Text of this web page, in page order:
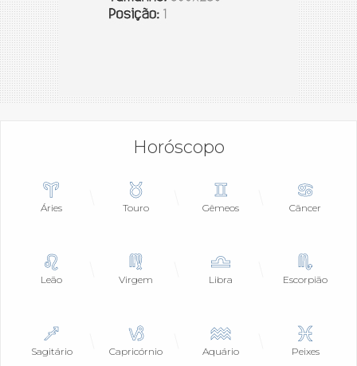
Horóscopo
Áries Touro Gêmeos Câncer
Leão Virgem Libra Escorpião
Sagitário Capricórnio Aquário Peixes